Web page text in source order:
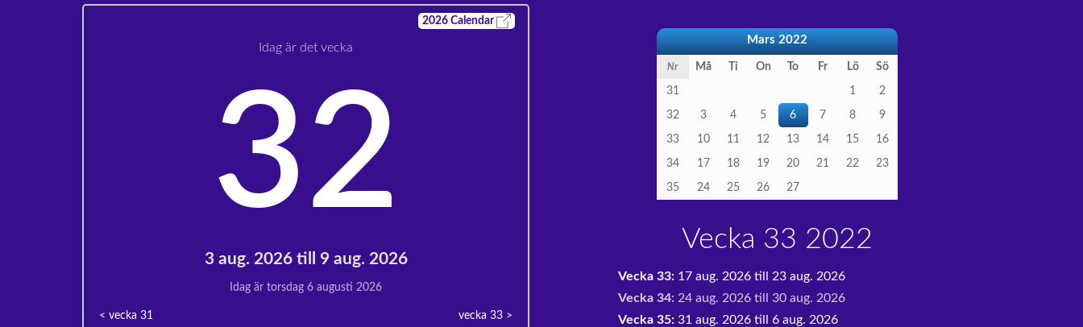
2026 Calendar
Idag är det vecka
32
3 aug. 2026 till 9 aug. 2026
Idag är torsdag 6 augusti 2026
< vecka 31 vecka 33 >
Mars 2022
Nr Må Ti On To Fr Lö Sö
31 1 2
32 3 4 5 6 7 8 9
33 10 11 12 13 14 15 16
34 17 18 19 20 21 22 23
35 24 25 26 27
Vecka 33 2022
Vecka 33: 17 aug. 2026 till 23 aug. 2026
Vecka 34: 24 aug. 2026 till 30 aug. 2026
Vecka 35: 31 aug. 2026 till 6 aug. 2026